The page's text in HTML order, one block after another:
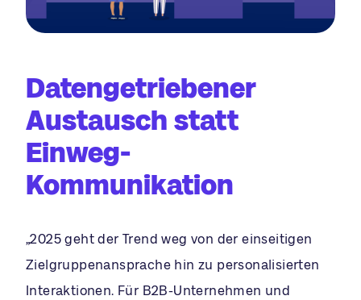
Datengetriebener
Austausch statt
Einweg-
Kommunikation
„2025 geht der Trend weg von der einseitigen
Zielgruppenansprache hin zu personalisierten
Interaktionen. Für B2B-Unternehmen und